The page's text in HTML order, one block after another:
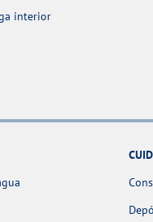
interior